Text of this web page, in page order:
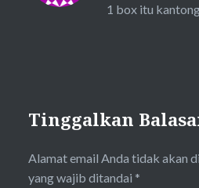
1 box itu
Tinggalkan
Alamat email Anda tidak akan
yang wajib ditandai *